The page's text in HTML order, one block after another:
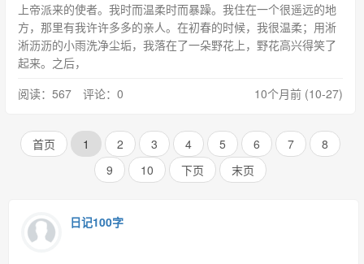
上帝派来的使者。我时而温柔时而暴躁。我住在一个很遥远的地
方，那里有我许许多多的亲人。在初春的时候，我很温柔；用淅
淅沥沥的小雨洗净尘垢，我落在了一朵野花上，野花高兴得笑了
起来。之后，
阅读：567 评论：0
10个月前 (10-27)
首页 1 2 3 4 5 6 7
8
9
10 下页 末页
日记100字